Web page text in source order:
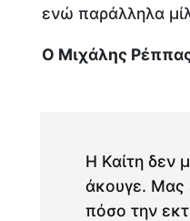
ενώ παράλληλα
Ο Μιχάλης
Η Καίτη δεν
άκουγε. Μας
πόσο την